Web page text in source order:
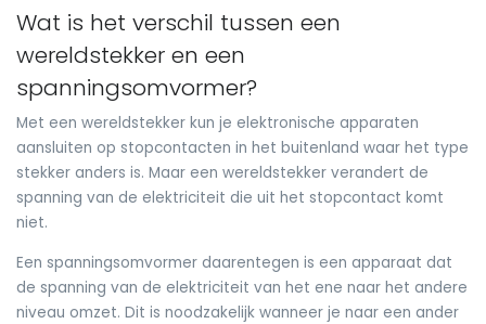
Wat is het verschil tussen een
wereldstekker en een
spanningsomvormer?
Met een wereldstekker kun je elektronische apparaten
aansluiten op stopcontacten in het buitenland waar het type
stekker anders is. Maar een wereldstekker verandert de
spanning van de elektriciteit die uit het stopcontact komt
niet.
Een spanningsomvormer daarentegen is een apparaat dat
de spanning van de elektriciteit van het ene naar het andere
niveau omzet. Dit is noodzakelijk wanneer je naar een ander